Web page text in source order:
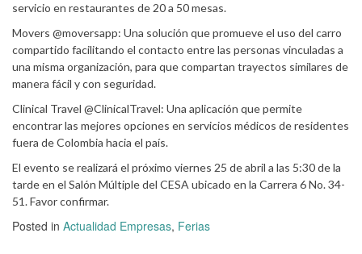
servicio en restaurantes de 20 a 50 mesas.
Movers @moversapp: Una solución que promueve el uso del carro
compartido facilitando el contacto entre las personas vinculadas a
una misma organización, para que compartan trayectos similares de
manera fácil y con seguridad.
Clinical Travel @ClinicalTravel: Una aplicación que permite
encontrar las mejores opciones en servicios médicos de residentes
fuera de Colombia hacia el país.
El evento se realizará el próximo viernes 25 de abril a las 5:30 de la
tarde en el Salón Múltiple del CESA ubicado en la Carrera 6 No. 34-
51. Favor confirmar.
Posted in Actualidad Empresas, Ferias